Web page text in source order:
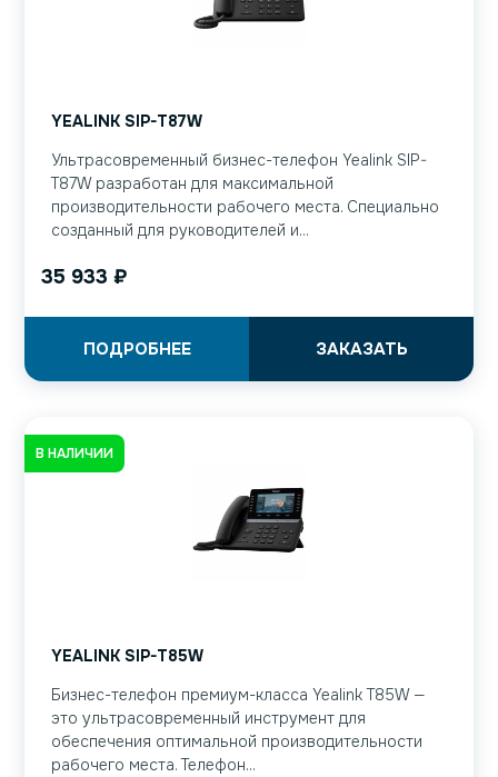
YEALINK SIP-T87W
Ультрасовременный бизнес-телефон Yealink SIP-
T87W разработан для максимальной
производительности рабочего места. Специально
созданный для руководителей и...
35 933 ₽
ЗАКАЗАТЬ
ПОДРОБНЕЕ
В НАЛИЧИИ
YEALINK SIP-T85W
Бизнес-телефон премиум-класса Yealink T85W —
это ультрасовременный инструмент для
обеспечения оптимальной производительности
рабочего места. Телефон...